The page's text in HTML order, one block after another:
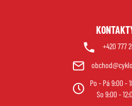
+420 777
Po - Pá 9:00 -
So 9:00 -